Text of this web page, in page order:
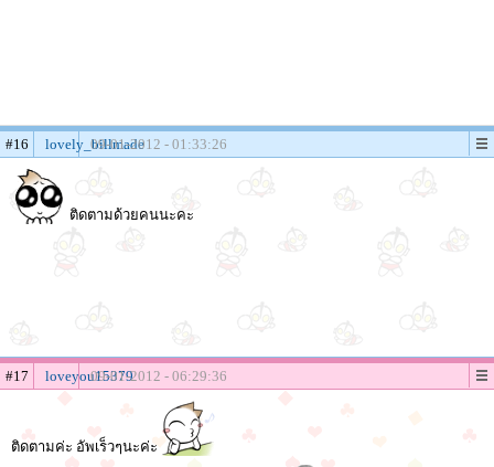
#16 lovely_billmade
09-01-2012 - 01:33:26
ติดตามด้วยคนนะคะ
#17 loveyou1537909-01-2012 - 06:29:36
ติดตามค่ะ อัพเร็วๆนะค่ะ